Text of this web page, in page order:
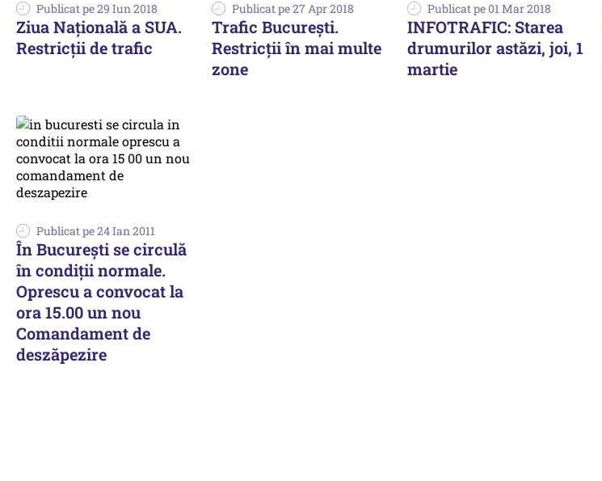
Publicat pe 29 Iun 2018
Ziua Naţională a SUA.
Restricţii de trafic
Publicat pe 27 Apr 2018
Trafic Bucureşti.
Restricţii în mai multe
zone
Publicat pe 01 Mar 2018
INFOTRAFIC: Starea
drumurilor astăzi, joi, 1
martie
Publicat pe 24 Ian 2011
În Bucureşti se circulă
în condiţii normale.
Oprescu a convocat la
ora 15.00 un nou
Comandament de
deszăpezire